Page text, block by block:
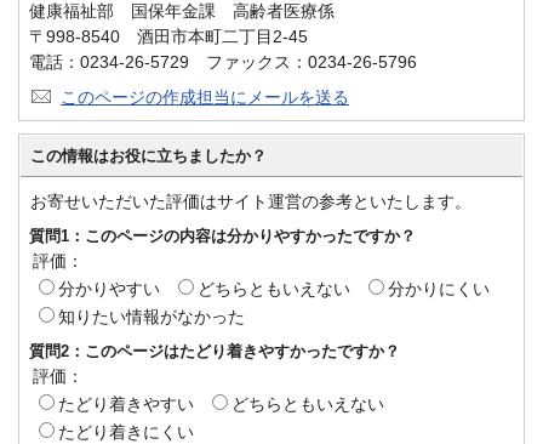
健康福祉部 国保年金課 高齢者医療係
〒998-8540 酒田市本町二丁目2-45
電話：0234-26-5729 ファックス：0234-26-5796
このページの作成担当にメールを送る
この情報はお役に立ちましたか？
お寄せいただいた評価はサイト運営の参考といたします。
質問1：このページの内容は分かりやすかったですか？
評価：
分かりやすい
どちらともいえない
分かりにくい
知りたい情報がなかった
質問2：このページはたどり着きやすかったですか？
評価：
たどり着きやすい
どちらともいえない
たどり着きにくい